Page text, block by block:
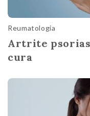
Reumatologia
Artrite
cura